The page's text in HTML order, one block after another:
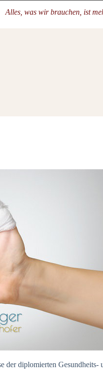
Alles, was wir brauchen, ist
der diplomierten